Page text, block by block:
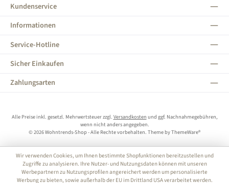
Kundenservice
Informationen
Service-Hotline
Sicher Einkaufen
Zahlungsarten
Alle Preise inkl. gesetzl. Mehrwertsteuer zzgl. Versandkosten und ggf. Nachnahmegebühren,
wenn nicht anders angegeben.
© 2026 Wohntrends-Shop - Alle Rechte vorbehalten. Theme byThemeWare®
Wir verwenden Cookies, um Ihnen bestimmte Shopfunktionen bereitzustellen und
Zugriffe zu analysieren. Ihre Nutzer- und Nutzungsdaten können mit unseren
Werbepartnern zu Nutzungsprofilen angereichert werden um personalisierte
Werbung zu bieten, sowie außerhalb der EU im Drittland USA verarbeitet werden.